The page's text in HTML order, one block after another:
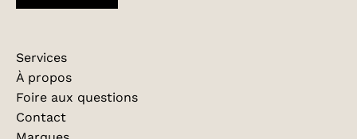
Services
À propos
Foire aux questions
Contact